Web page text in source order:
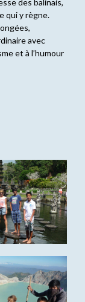
des balinais,
qui y règne.
avec
et à l’humour